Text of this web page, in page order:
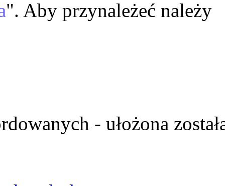
". Aby przynależeć należy
- ułożona